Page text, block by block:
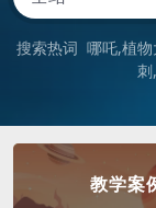
搜索热词 哪吒 植
刺
教学案